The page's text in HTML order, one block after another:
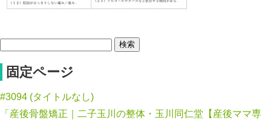
固定ページ
#3094 (タイトルなし)
「産後骨盤矯正｜二子玉川の整体・玉川同仁堂【産後ママ専